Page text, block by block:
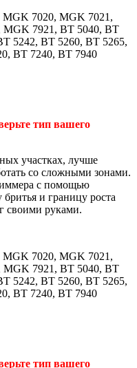
7020, MGK 7021,
7921, BT 5040, BT
5242, BT 5260, BT 5265,
BT 7240, BT 7940
тип вашего
участках, лучше
со сложными зонами.
с помощью
и границу роста
своими руками.
7020, MGK 7021,
7921, BT 5040, BT
5242, BT 5260, BT 5265,
BT 7240, BT 7940
тип вашего